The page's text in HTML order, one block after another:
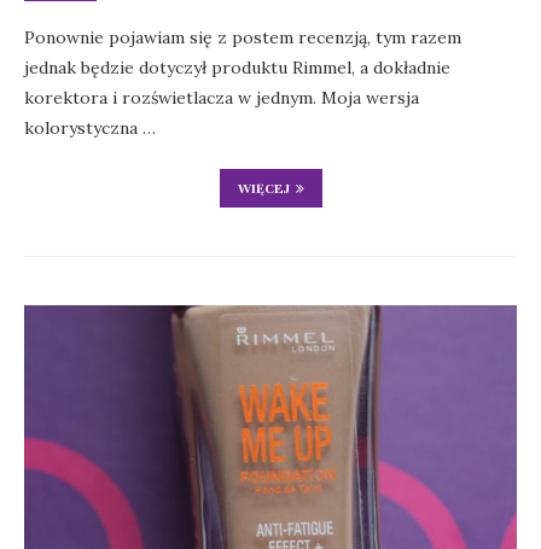
Ponownie pojawiam się z postem recenzją, tym razem
jednak będzie dotyczył produktu Rimmel, a dokładnie
korektora i rozświetlacza w jednym. Moja wersja
kolorystyczna …
WIĘCEJ